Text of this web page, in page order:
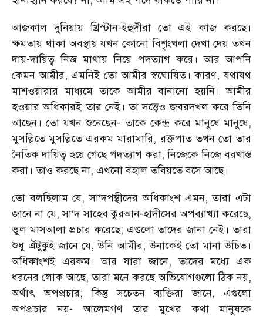
আজকাল দুনিয়ায় খ্রিস্টান-ইহুদীরা তো এই কাজ করছে।
ক্ষমতায় থাকা অবস্থায় যখন কোনো বিশৃংখলা দেখা দেয় তখন
দায়-দায়িত্ব নিজ মাথায় নিয়ে পদত্যাগ করে। আর আপনি
কেমন আমীর, এমনিই তো আমীর স্বঘোষিত। কারণ, যথাযথ
মাশওয়ারার মাধ্যমে তাকে আমীর বানানো হয়নি। আমীর
হওয়ার অধিকারই তার নেই। তা সত্ত্বেও জবরদখল করে তিনি
আছেন। তো যখন শুনেছেন- তাকে কেন্দ্র করে মানুষে মানুষে,
মুসল্লিতে মুসল্লিতে এরকম মারামারি, রক্তপাত তখন তো তার
নৈতিক দায়িত্ব হয়ে গেছে পদত্যাগ করা, নিজেকে নিজে বরখাস্ত
করা। তাও করছে না, এখনো বহাল তবিয়তে বসে আছে।
তো বলছিলাম যে, সা‘দপন্থীদের অধিকাংশ এমন, তারা এটা
জানে না যে, সা‘দ সাহেব কুরআন-হাদীসের অপব্যাখ্যা করেছে,
ভুল মাসআলা প্রচার করেছে; এগুলো তাদের জানা নেই। তারা
শুধু ঐটুকুই জানে যে, উনি আমীর, উনাকেই তো মানা উচিত।
অধিকাংশই এরকম। আর যারা জানে, তাদের মধ্যে এক
ধরনের লোক আছে, তারা মনে করছে অভিযোগগুলো ঠিক নয়,
অর্থাৎ অপপ্রচার; কিন্তু সচেতন ব্যক্তিরা জানে, এগুলো
অপপ্রচার নয়- আলেমগণ তার মুখের কথা মানুষকে